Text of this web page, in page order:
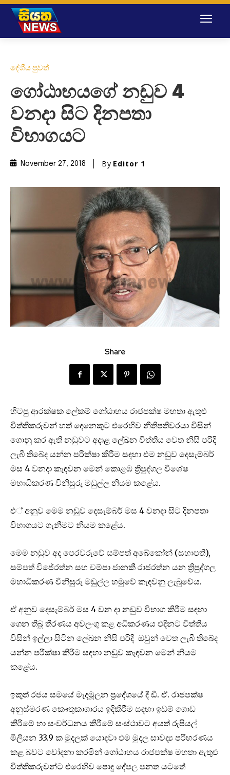
දේශීය පුවත්
ගෝඨාභයගේ නඩුව 4
වනදා සිට දිනපතා
විභාගයට
November 27, 2018 By Editor 1
Share
හිටපු ආරක්ෂක ලේකම් ගෝඨාභය රාජපක්ෂ මහතා ඇතුළු
විත්තිකරුවන් හත් දෙනෙකුට එරෙහිව නීතිපතිවරයා විසින්
ගොනු කර ඇති නඩුවට අදාළ ලේඛන විත්තිය වෙත නිසි පරිදි
ලැබී තිබේද යන්න පරීක්ෂා කිරීම සඳහා එම නඩුව දෙසැම්බර්
මස 4 වනදා කැඳවන මෙන් කොළඹ ත්‍රිපුද්ගල විශේෂ
මහාධිකරණ විනිසුරු මඩුල්ල නියම කළේය.
එ් අනුව මෙම නඩුව දෙසැම්බර් මස 4 වනදා සිට දිනපතා
විභාගයට ගැනීමට නියම කළේය.
මෙම නඩුව අද පෙරවරුවේ සම්පත් අබේකෝන් (සභාපති),
සම්පත් විජේරත්න සහ චම්පා ජානකී රාජරත්න යන ත්‍රිපුද්ගල
මහාධිකරණ විනිසුරු මඩුල්ල හමුවේ කැඳවනු ලැබුවේය.
ඒ අනුව දෙසැම්බර් මස 4 වන දා නඩුව විභාග කිරීම සඳහා
ගෙන තිබූ තීරණය අවලංගු කළ අධිකරණය එදිනට විත්තිය
විසින් ඉල්ලා සිටින ලේඛන නිසි පරිදි ඔවුන් වෙත ලැබී තිබේද
යන්න පරීක්ෂා කිරීම සඳහා නඩුව කැඳවන මෙන් නියම
කළේය.
ඉකුත් රජය සමයේ මැදමූලන ප්‍රදේශයේ දී ඩී. ඒ. රාජපක්ෂ
අනුස්මරණ කෞතුකාගාරය ඉදිකිරීම සඳහා ඉඩම් ගොඩ
කිරිමේ හා සංවර්ධනය කිරීමේ සංස්ථාවට අයත් රුපියල්
මිලියන 33.9 ක මුදලක් යොදවා එම මුදල සාවද්‍ය පරිහරණය
කළ බවට චෝදනා කරමින් ගෝඨාභය රාජපක්ෂ මහතා ඇතුළු
විත්තිකරුවන්ට එරෙහිව පොදු දේපල පනත යටතේ